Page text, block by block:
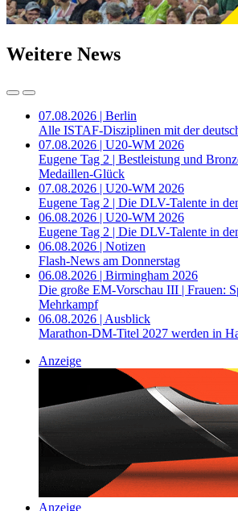
Weitere News
07.08.2026 | Berlin
Alle ISTAF-Disziplinen mit der
07.08.2026 | U20-WM 2026
Eugene Tag 2 | Bestleistung und
Medaillen-Glück
07.08.2026 | U20-WM 2026
Eugene Tag 2 | Die DLV-Talente in
06.08.2026 | U20-WM 2026
Eugene Tag 2 | Die DLV-Talente in
06.08.2026 | Notizen
Flash-News am Donnerstag
06.08.2026 | Birmingham 2026
Die große EM-Vorschau III | Frauen:
Mehrkampf
06.08.2026 | Ausblick
Marathon-DM-Titel 2027 werden in
Anzeige
Anzeige